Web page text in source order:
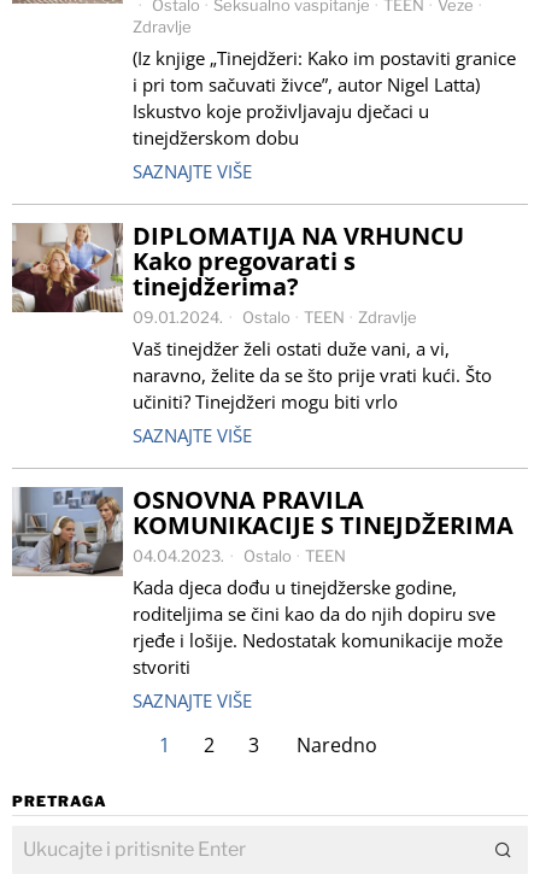
Ostalo · Seksualno vaspitanje · TEEN · Veze ·
Zdravlje
(Iz knjige „Tinejdžeri: Kako im postaviti granice
i pri tom sačuvati živce”, autor Nigel Latta)
Iskustvo koje proživljavaju dječaci u
tinejdžerskom dobu
SAZNAJTE VIŠE
DIPLOMATIJA NA VRHUNCU
Kako pregovarati s
tinejdžerima?
09.01.2024. Ostalo · TEEN · Zdravlje
Vaš tinejdžer želi ostati duže vani, a vi,
naravno, želite da se što prije vrati kući. Što
učiniti? Tinejdžeri mogu biti vrlo
SAZNAJTE VIŠE
OSNOVNA PRAVILA
KOMUNIKACIJE S TINEJDŽERIMA
04.04.2023. Ostalo · TEEN
Kada djeca dođu u tinejdžerske godine,
roditeljima se čini kao da do njih dopiru sve
rjeđe i lošije. Nedostatak komunikacije može
stvoriti
SAZNAJTE VIŠE
1 2 3 Naredno
PRETRAGA